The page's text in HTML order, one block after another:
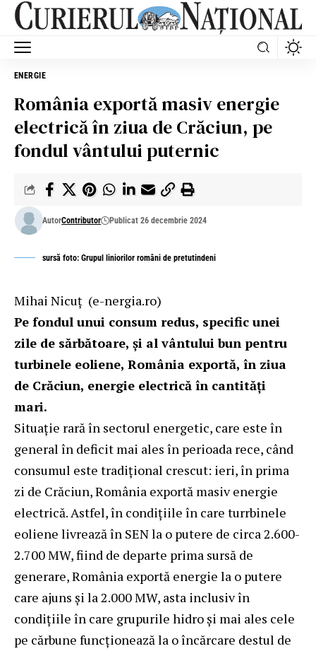
ENERGIE
România exportă masiv energie
electrică în ziua de Crăciun, pe
fondul vântului puternic
AutorContributor Publicat 26 decembrie 2024
sursă foto: Grupul liniorilor români de pretutindeni
Mihai Nicuţ (e-nergia.ro)
Pe fondul unui consum redus, specific unei
zile de sărbătoare, și al vântului bun pentru
turbinele eoliene, România exportă, în ziua
de Crăciun, energie electrică în cantități
mari.
Situație rară în sectorul energetic, care este în
general în deficit mai ales în perioada rece, când
consumul este tradițional crescut: ieri, în prima
zi de Crăciun, România exportă masiv energie
electrică. Astfel, în condițiile în care turrbinele
eoliene livrează în SEN la o putere de circa 2.600-
2.700 MW, fiind de departe prima sursă de
generare, România exportă energie la o putere
care ajuns și la 2.000 MW, asta inclusiv în
condițiile în care grupurile hidro și mai ales cele
pe cărbune funcționează la o încărcare destul de